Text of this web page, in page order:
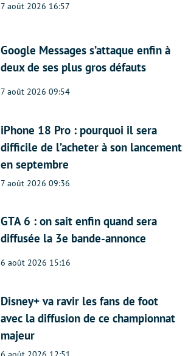
7 août 2026 16:57
Google Messages s’attaque enfin à
deux de ses plus gros défauts
7 août 2026 09:54
iPhone 18 Pro : pourquoi il sera
difficile de l’acheter à son lancement
en septembre
7 août 2026 09:36
GTA 6 : on sait enfin quand sera
diffusée la 3e bande-annonce
6 août 2026 15:16
Disney+ va ravir les fans de foot
avec la diffusion de ce championnat
majeur